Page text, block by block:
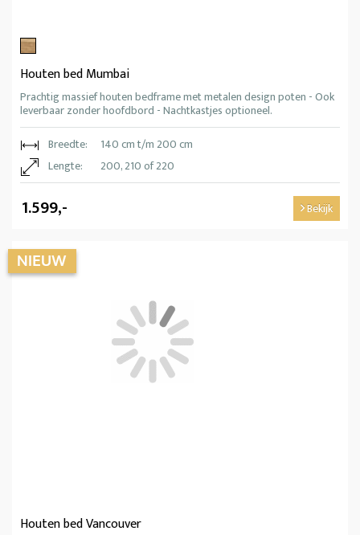
Houten bed Mumbai
Prachtig massief houten bedframe met metalen design poten - Ook
leverbaar zonder hoofdbord - Nachtkastjes optioneel.
Breedte:
140 cm t/m 200 cm
Lengte:
200, 210 of 220
1.599,- Bekijk
Houten bed Vancouver